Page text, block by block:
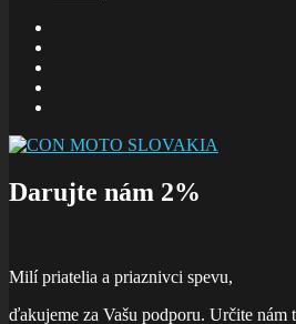
Darujte nám 2%
Milí priatelia a priaznivci spevu,
ďakujeme za Vašu podporu. Určite nám